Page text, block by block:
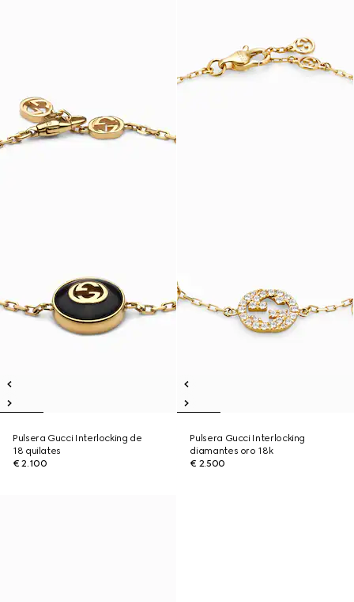
Pulsera Gucci Interlocking de
18 quilates
€ 2.100
Pulsera Gucci Interlocking
diamantes oro 18k
€ 2.500